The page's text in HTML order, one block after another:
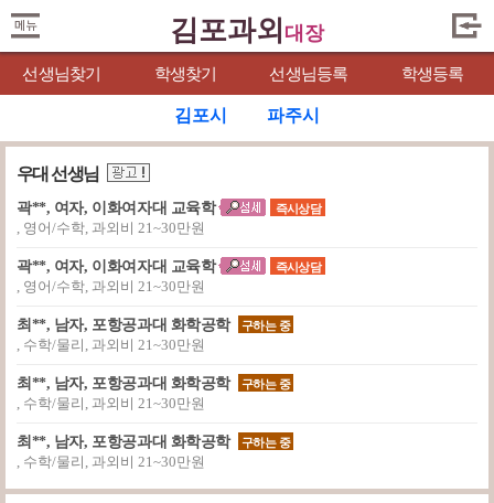
김포과외 대장
선생님찾기 학생찾기 선생님등록 학생등록
김포시 파주시
우대 선생님
곽**, 여자, 이화여자대 교육학 즉시상담
, 영어/수학, 과외비 21~30만원
곽**, 여자, 이화여자대 교육학 즉시상담
, 영어/수학, 과외비 21~30만원
최**, 남자, 포항공과대 화학공학 구하는 중
, 수학/물리, 과외비 21~30만원
최**, 남자, 포항공과대 화학공학 구하는 중
, 수학/물리, 과외비 21~30만원
최**, 남자, 포항공과대 화학공학 구하는 중
, 수학/물리, 과외비 21~30만원